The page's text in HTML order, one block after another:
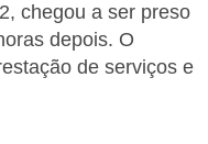
chegou a ser preso
depois. O
de serviços e